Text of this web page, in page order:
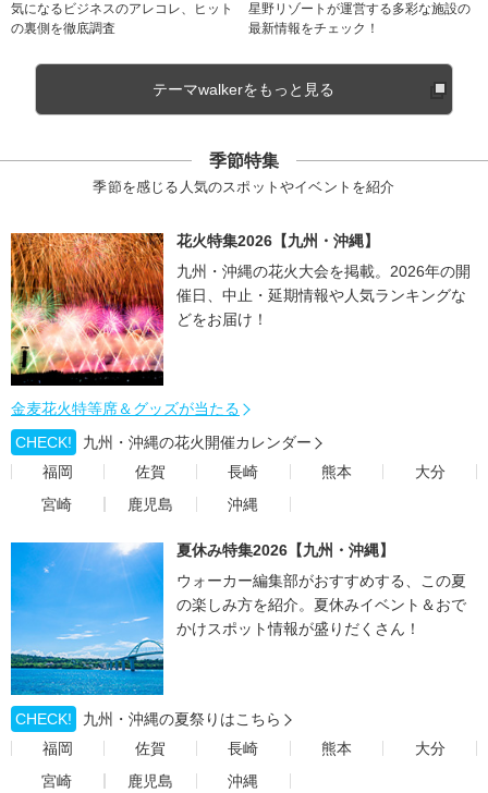
気になるビジネスのアレコレ、ヒット
の裏側を徹底調査
星野リゾートが運営する多彩な施設の
最新情報をチェック！
テーマwalkerをもっと見る
季節特集
季節を感じる人気のスポットやイベントを紹介
花火特集2026【九州・沖縄】
九州・沖縄の花火大会を掲載。2026年の開
催日、中止・延期情報や人気ランキングな
どをお届け！
金麦花火特等席＆グッズが当たる
CHECK!
九州・沖縄の花火開催カレンダー
福岡
佐賀 長崎 熊本
大分
宮崎
鹿児島 沖縄
夏休み特集2026【九州・沖縄】
ウォーカー編集部がおすすめする、この夏
の楽しみ方を紹介。夏休みイベント＆おで
かけスポット情報が盛りだくさん！
CHECK!
九州・沖縄の夏祭りはこちら
福岡
佐賀 長崎 熊本
大分
宮崎
鹿児島 沖縄